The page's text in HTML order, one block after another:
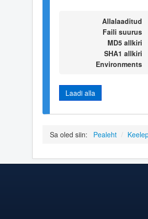
Allalaaditud
Faili suurus
MD5 allkiri
SHA1 allkiri
Environments
Laadi alla
Sa oled siin: Pealeht /